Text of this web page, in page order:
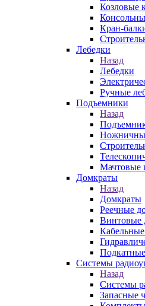
Козловые
Кран-
Лебедки
Назад
Лебедки
Ручные
Подъемники
Назад
Мачтовые
Домкраты
Назад
Домкраты
Реечные
Винтовые
Системы
Назад
Системы
Запасные